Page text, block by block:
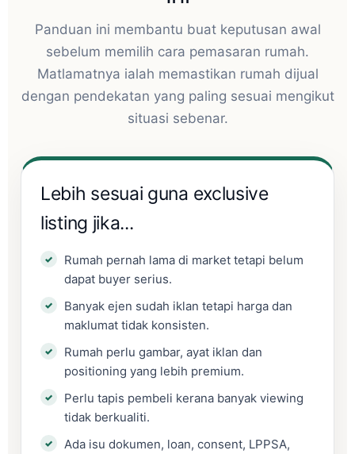
Panduan ini membantu buat keputusan awal
sebelum memilih cara pemasaran rumah.
Matlamatnya ialah memastikan rumah dijual
dengan pendekatan yang paling sesuai mengikut
situasi sebenar.
Lebih sesuai guna exclusive
listing jika...
Rumah pernah lama di market tetapi belum
dapat buyer serius.
Banyak ejen sudah iklan tetapi harga dan
maklumat tidak konsisten.
Rumah perlu gambar, ayat iklan dan
positioning yang lebih premium.
Perlu tapis pembeli kerana banyak viewing
tidak berkualiti.
Ada isu dokumen, loan, consent, LPPSA,